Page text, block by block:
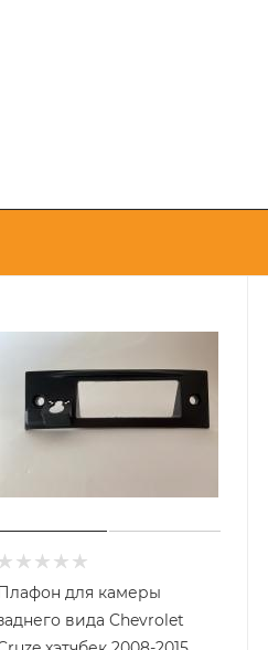
для камеры
вида Chevrolet